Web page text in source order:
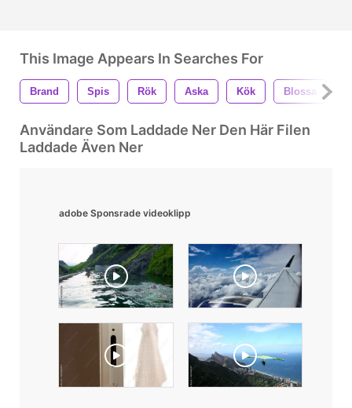
This Image Appears In Searches For
Brand Spis Rök Aska Kök Blossa
Användare Som Laddade Ner Den Här Filen
Laddade Även Ner
adobe Sponsrade videoklipp